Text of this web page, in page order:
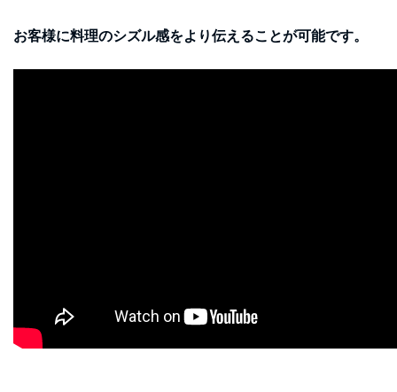
お客様に料理のシズル感をより伝えることが可能です。